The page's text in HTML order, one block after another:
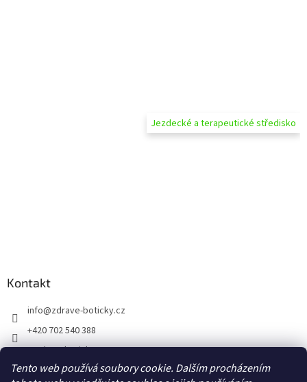
Tento web používá soubory cookie. Dalším procházením
Jezdecké a terapeutické středisko
Kontakt
info@zdrave-boticky.cz
+420 702 540 388
@zdraveboticky
zdraveboticky